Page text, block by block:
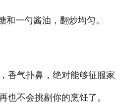
一勺酱油，翻炒均匀。
香气扑鼻，绝对能够征服
也不会挑剔你的烹饪了。